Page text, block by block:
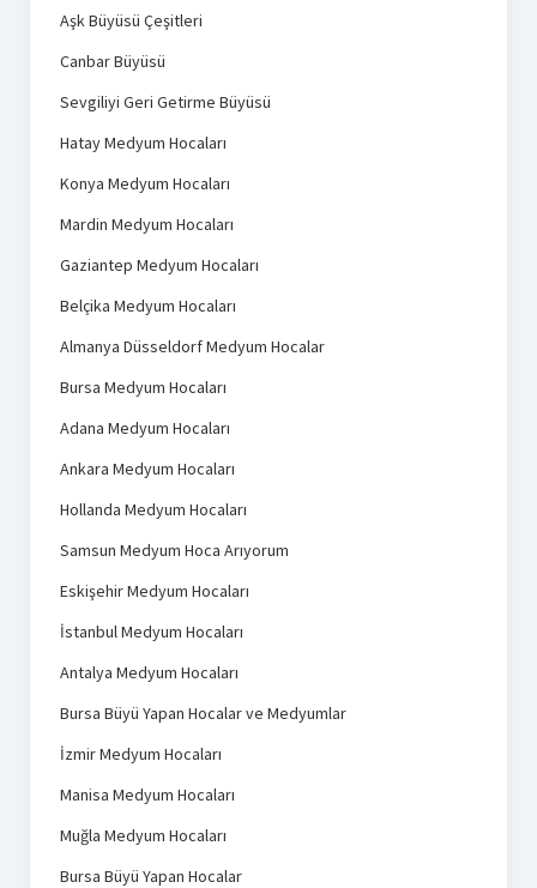
Aşk Büyüsü Çeşitleri
Canbar Büyüsü
Sevgiliyi Geri Getirme Büyüsü
Hatay Medyum Hocaları
Konya Medyum Hocaları
Mardin Medyum Hocaları
Gaziantep Medyum Hocaları
Belçika Medyum Hocaları
Almanya Düsseldorf Medyum Hocalar
Bursa Medyum Hocaları
Adana Medyum Hocaları
Ankara Medyum Hocaları
Hollanda Medyum Hocaları
Samsun Medyum Hoca Arıyorum
Eskişehir Medyum Hocaları
İstanbul Medyum Hocaları
Antalya Medyum Hocaları
Bursa Büyü Yapan Hocalar ve Medyumlar
İzmir Medyum Hocaları
Manisa Medyum Hocaları
Muğla Medyum Hocaları
Bursa Büyü Yapan Hocalar